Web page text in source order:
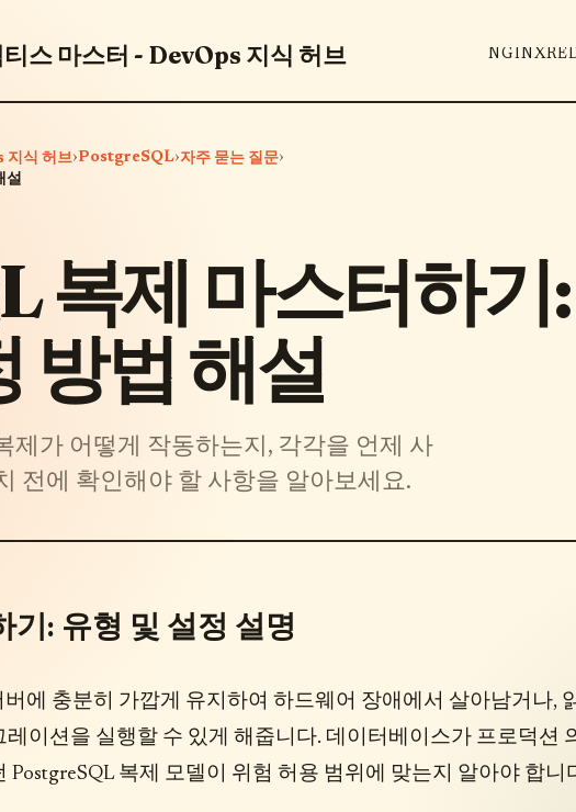
스 마스터 - DevOps 지식 허브 NGINX
지식 허브›PostgreSQL›자주 묻는 질문›
설
복제 마스터하기:
방법 해설
제가 어떻게 작동하는지, 각각을 언제 사
전에 확인해야 할 사항을 알아보세요.
기: 유형 및 설정 설명
에 충분히 가깝게 유지하여 하드웨어 장애에서 살아남거나,
이션을 실행할 수 있게 해줍니다. 데이터베이스가 프로덕션
복제 모델이 위험 허용 범위에 맞는지 알아야 합니